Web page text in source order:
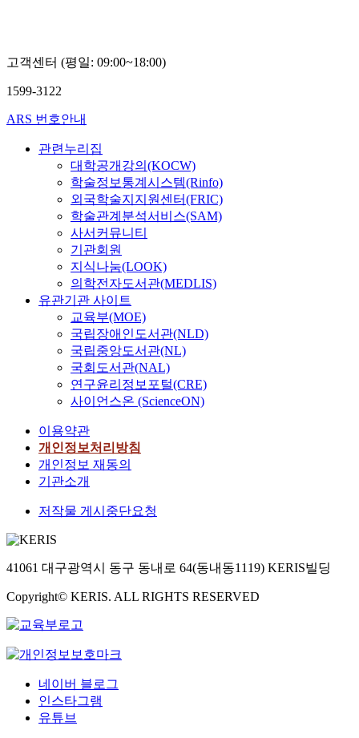
고객센터 (평일: 09:00~18:00)
1599-3122
ARS 번호안내
관련누리집
대학공개강의(KOCW)
학술정보통계시스템(Rinfo)
외국학술지지원센터(FRIC)
학술관계분석서비스(SAM)
사서커뮤니티
기관회원
지식나눔(LOOK)
의학전자도서관(MEDLIS)
유관기관 사이트
교육부(MOE)
국립장애인도서관(NLD)
국립중앙도서관(NL)
국회도서관(NAL)
연구윤리정보포털(CRE)
사이언스온 (ScienceON)
이용약관
개인정보처리방침
개인정보 재동의
기관소개
저작물 게시중단요청
41061 대구광역시 동구 동내로 64(동내동1119) KERIS빌딩
Copyright© KERIS. ALL RIGHTS RESERVED
네이버 블로그
인스타그램
유튜브